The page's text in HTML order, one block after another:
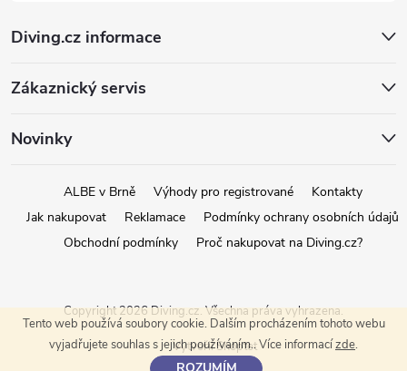
Tento web používá soubory cookie. Dalším procházením tohoto webu
vyjadřujete souhlas s jejich používáním.. Více informacízde.
ROZUMÍM
u
Diving.cz informace
Zákaznický servis
Novinky
ALBE v Brně Výhody pro registrované
Kontakty
Jak nakupovat
Reklamace
Podmínky ochrany osobních údajů
Obchodní podmínky
Proč nakupovat na Diving.cz?
Vytvořil Shoptet
Copyright 2026 Diving.cz. Všechna práva vyhrazena.